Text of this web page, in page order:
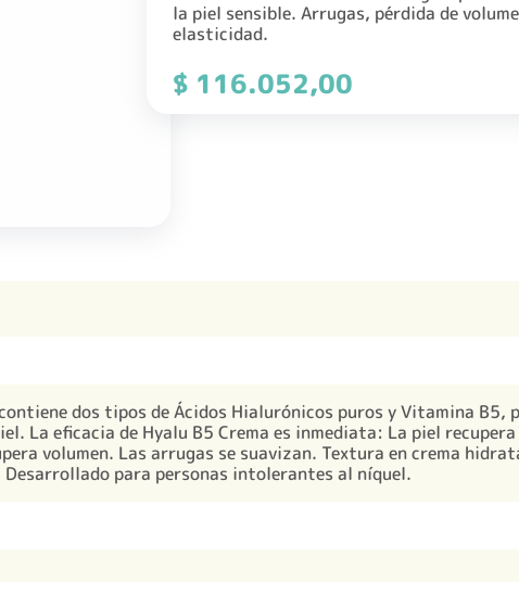
la piel sensible. Arrugas, pérdida de
elasticidad.
$ 116.052,00
dos tipos de Ácidos Hialurónicos puros y Vitamina B5,
La eficacia de Hyalu B5 Crema es inmediata: La piel recupera
volumen. Las arrugas se suavizan. Textura en crema
para personas intolerantes al níquel.